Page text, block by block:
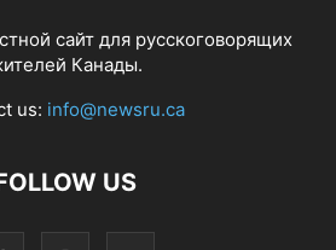
сайт для русскоговорящих
Канады.
us: info@newsru.ca
US